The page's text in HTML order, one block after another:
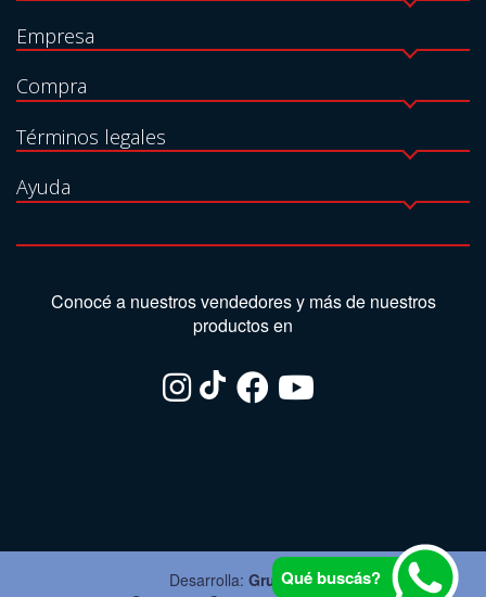
Empresa
Compra
Términos legales
Ayuda
Conocé a nuestros vendedores y más de nuestros
productos en
Qué buscás?
Desarrolla: Grupo Ite